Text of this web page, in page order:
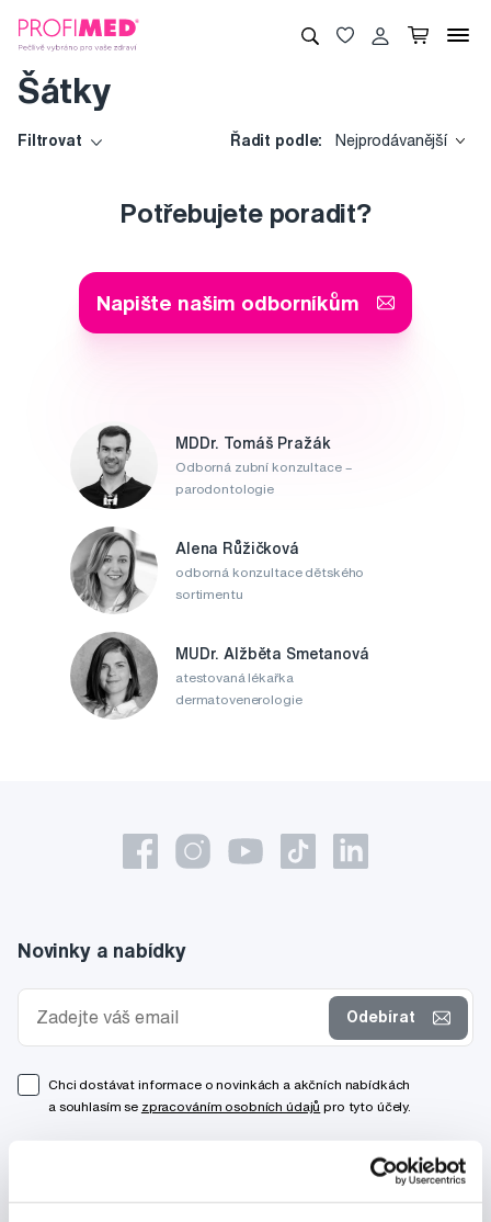
Šátky
Filtrovat Řadit podle: Nejprodávanější
Potřebujete poradit?
Napište našim odborníkům
MDDr. Tomáš Pražák
Odborná zubní konzultace –
parodontologie
Alena Růžičková
odborná konzultace dětského
sortimentu
MUDr. Alžběta Smetanová
atestovaná lékařka
dermatovenerologie
Novinky a nabídky
Odebírat
Chci dostávat informace o novinkách a akčních nabídkách
a souhlasím se zpracováním osobních údajů pro tyto účely.